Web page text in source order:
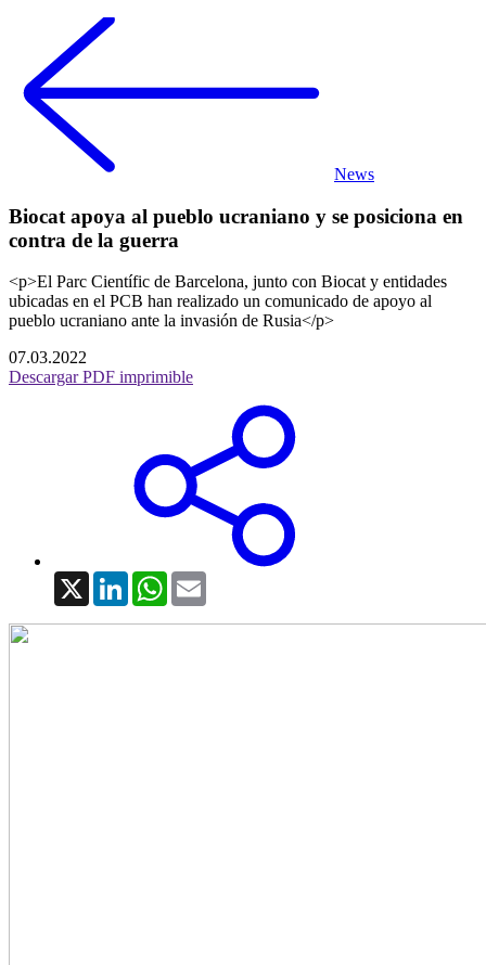
News
Biocat apoya al pueblo ucraniano y se posiciona en
contra de la guerra
<p>El Parc Científic de Barcelona, junto con Biocat y entidades
ubicadas en el PCB han realizado un comunicado de apoyo al
pueblo ucraniano ante la invasión de Rusia</p>
07.03.2022
Descargar PDF imprimible
X LinkedInWhatsApp